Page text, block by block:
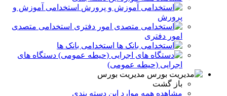
استخدامی آموزش و
پرورش
استخدامی متصدی
امور دفتری
استخدامی بانک ها
دستگاه های
اجرایی (حیطه عمومی)
مدیریت بورس
باز گشت
مشاهده همه موارد این دسته بندی